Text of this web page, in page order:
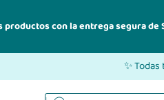
productos con la entrega segura de
✨